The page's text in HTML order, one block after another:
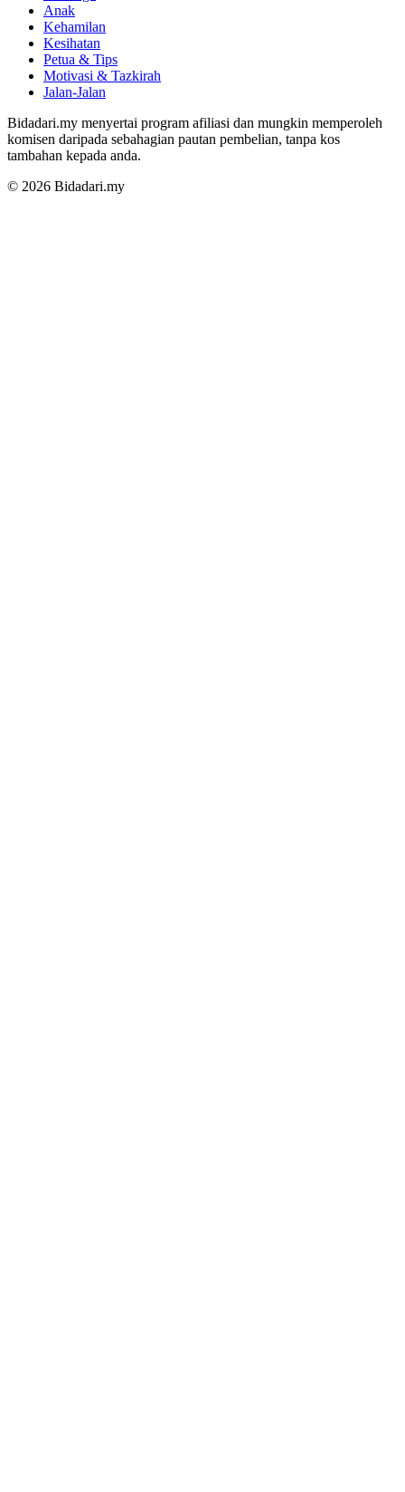
Anak
Kehamilan
Kesihatan
Petua & Tips
Motivasi & Tazkirah
Jalan-Jalan
Bidadari.my menyertai program afiliasi dan mungkin memperoleh
komisen daripada sebahagian pautan pembelian, tanpa kos
tambahan kepada anda.
© 2026 Bidadari.my